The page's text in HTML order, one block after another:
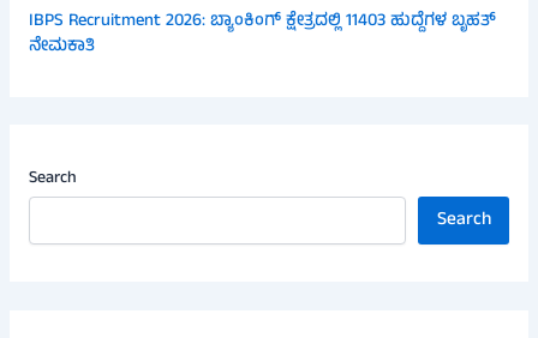
IBPS Recruitment 2026: ಬ್ಯಾಂಕಿಂಗ್ ಕ್ಷೇತ್ರದಲ್ಲಿ 11403 ಹುದ್ದೆಗಳ ಬೃಹತ್
ನೇಮಕಾತಿ
Search
Search